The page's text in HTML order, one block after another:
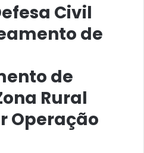
Civil
de
de
Rural
Operação